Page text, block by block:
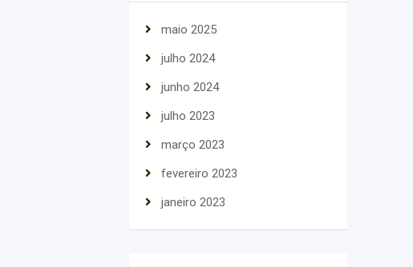
maio 2025
julho 2024
junho 2024
julho 2023
março 2023
fevereiro 2023
janeiro 2023